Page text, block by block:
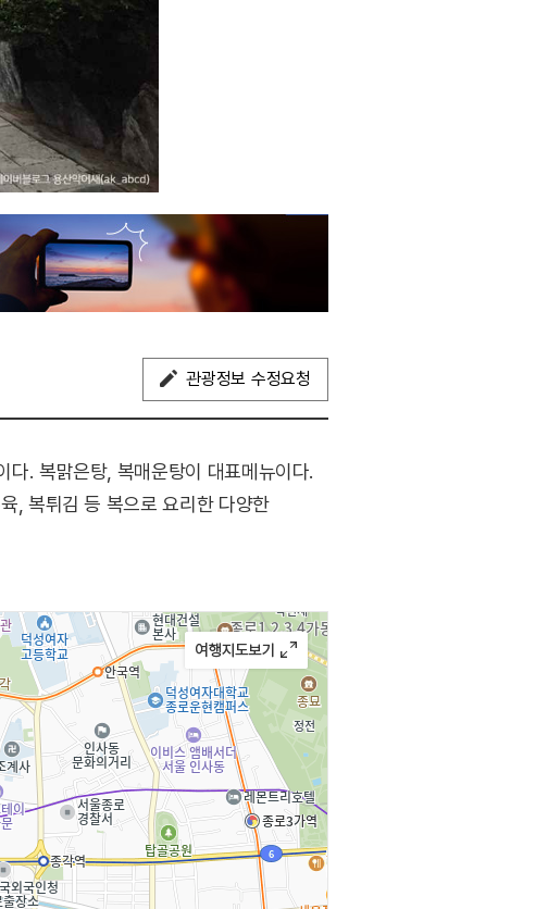
관광정보 수정요청
. 복맑은탕, 복매운탕이 대표메뉴이다.
, 복튀김 등 복으로 요리한 다양한